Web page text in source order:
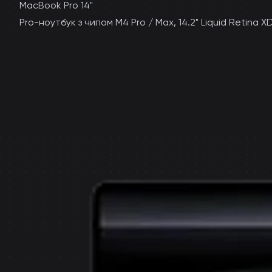
MacBook Pro 14"
Pro-ноутбук з чипом M4 Pro / Max, 14.2" Liquid Retina